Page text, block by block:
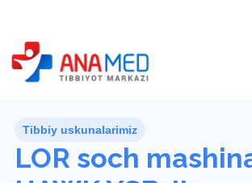
Tibbiy uskunalarimiz
LOR soch